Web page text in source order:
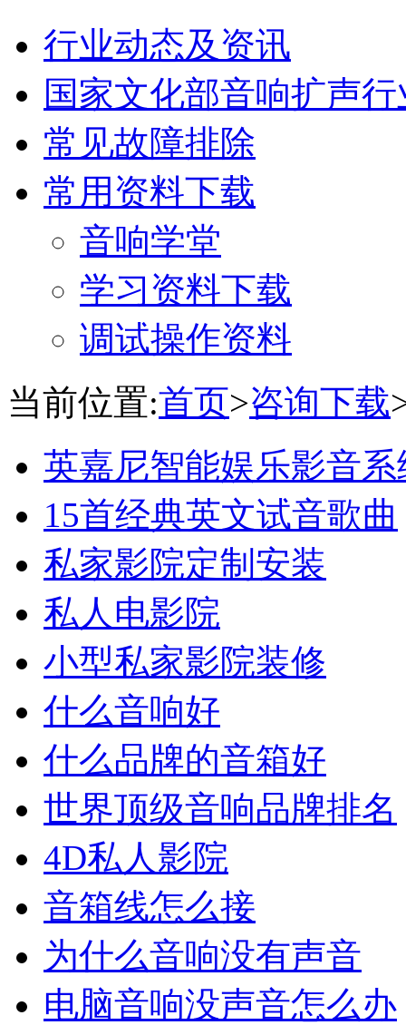
行业动态及资讯
国家文化部音响扩声
常见故障排除
常用资料下载
音响学堂
学习资料下载
调试操作资料
当前位置:首页>咨询下载
英嘉尼智能娱乐影音
15首经典英文试音歌曲
私家影院定制安装
私人电影院
小型私家影院装修
什么音响好
什么品牌的音箱好
世界顶级音响品牌排名
4D私人影院
音箱线怎么接
为什么音响没有声音
电脑音响没声音怎么办